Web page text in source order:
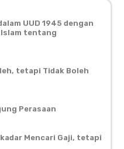
UUD 1945 dengan
tentang
tetapi Tidak Boleh
Perasaan
Mencari Gaji, tetapi